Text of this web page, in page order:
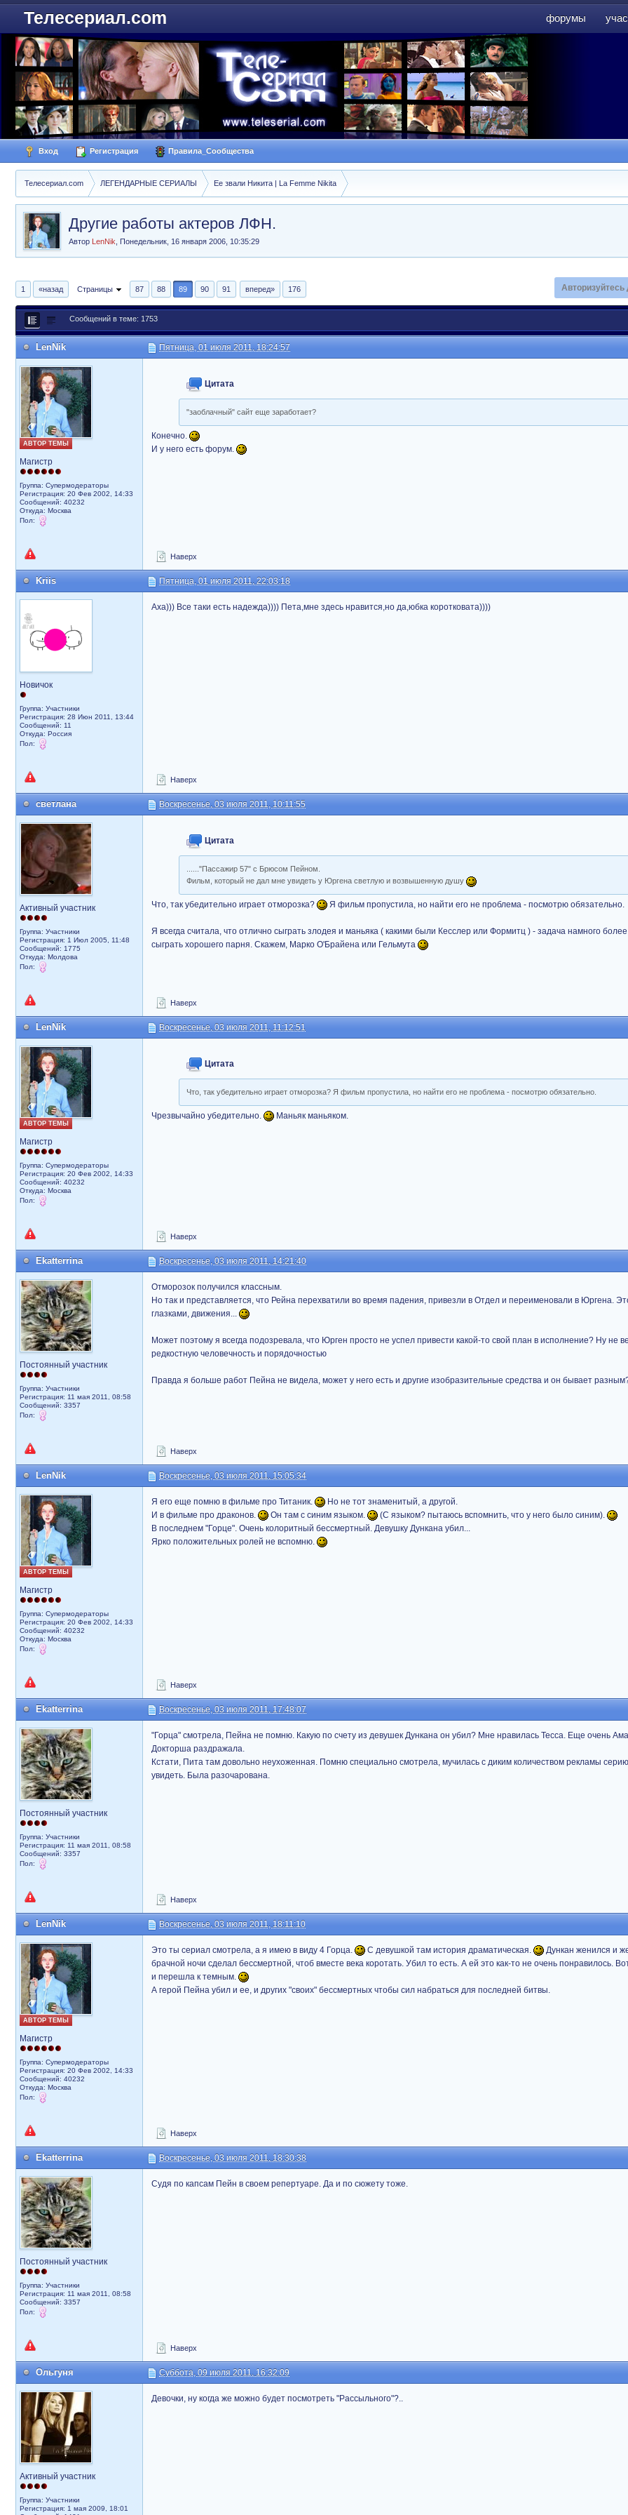
форумы
Телесериал.com
Вход Регистрация Правила_Сообщества
Телесериал.com ЛЕГЕНДАРНЫЕ СЕРИАЛЫ Ее звали Никита | La Femme Nikita
Другие работы актеров ЛФН.
Автор LenNik Понедельник, 16 января 2006, 10:35:29
1 «назад Страницы 87 88 89 90 91 вперед» 176 Авторизуйтесь
Сообщений в теме: 1753
LenNik Пятница, 01 июля 2011, 18:24:57
АВТОР ТЕМЫ
Магистр
Группа: Супермодераторы
Регистрация: 20 Фев 2002, 14:33
Сообщений: 40232
Откуда: Москва
Пол:
Цитата
"заоблачный" сайт еще заработает?
Конечно.
И у него есть форум.
Наверх
Kriis Пятница, 01 июля 2011, 22:03:18
Новичок
Группа: Участники
Регистрация: 28 Июн 2011, 13:44
Сообщений: 11
Откуда: Россия
Пол:
Аха))) Все таки есть надежда)))) Пета,мне здесь нравится,но да,юбка коротковата))))
Наверх
светлана Воскресенье, 03 июля 2011, 10:11:55
Активный участник
Группа: Участники
Регистрация: 1 Июл 2005, 11:48
Сообщений: 1775
Откуда: Молдова
Пол:
Цитата
......"Пассажир 57" с Брюсом Пейном.
Фильм, который не дал мне увидеть у Юргена светлую и возвышенную душу
Что, так убедительно играет отморозка? Я фильм пропустила, но найти его не проблема - посмотрю обязательно.
Я всегда считала, что отлично сыграть злодея и маньяка ( какими были Кесслер или Формитц ) - задача намного
сыграть хорошего парня. Скажем, Марко О'Брайена или Гельмута
Наверх
LenNik Воскресенье, 03 июля 2011, 11:12:51
АВТОР ТЕМЫ
Магистр
Группа: Супермодераторы
Регистрация: 20 Фев 2002, 14:33
Сообщений: 40232
Откуда: Москва
Пол:
Цитата
Что, так убедительно играет отморозка? Я фильм пропустила, но найти его не проблема - посмотрю обязательно.
Чрезвычайно убедительно. Маньяк маньяком.
Наверх
Ekatterrina Воскресенье, 03 июля 2011, 14:21:40
Постоянный участник
Группа: Участники
Регистрация: 11 мая 2011, 08:58
Сообщений: 3357
Пол:
Отморозок получился классным.
Но так и представляется, что Рейна перехватили во время падения, привезли в Отдел и переименовали в Юргена.
глазками, движения...
Может поэтому я всегда подозревала, что Юрген просто не успел привести какой-то свой план в исполнение? Ну не
редкостную человечность и порядочностью
Правда я больше работ Пейна не видела, может у него есть и другие изобразительные средства и он бывает
Наверх
LenNik Воскресенье, 03 июля 2011, 15:05:34
АВТОР ТЕМЫ
Магистр
Группа: Супермодераторы
Регистрация: 20 Фев 2002, 14:33
Сообщений: 40232
Откуда: Москва
Пол:
Я его еще помню в фильме про Титаник.
Но не тот знаменитый, а другой.
И в фильме про драконов.
Он там с синим языком.
(С языком? пытаюсь вспомнить, что у него было синим).
В последнем "Горце". Очень колоритный бессмертный. Девушку Дункана убил...
Ярко положительных ролей не вспомню.
Наверх
Ekatterrina Воскресенье, 03 июля 2011, 17:48:07
Постоянный участник
Группа: Участники
Регистрация: 11 мая 2011, 08:58
Сообщений: 3357
Пол:
"Горца" смотрела, Пейна не помню. Какую по счету из девушек Дункана он убил? Мне нравилась Тесса. Еще очень
Докторша раздражала.
Кстати, Пита там довольно неухоженная. Помню специально смотрела, мучилась с диким количеством рекламы
увидеть. Была разочарована.
Наверх
LenNik Воскресенье, 03 июля 2011, 18:11:10
АВТОР ТЕМЫ
Магистр
Группа: Супермодераторы
Регистрация: 20 Фев 2002, 14:33
Сообщений: 40232
Откуда: Москва
Пол:
Это ты сериал смотрела, а я имею в виду 4 Горца. С девушкой там история драматическая.
Дункан женился и
брачной ночи сделал бессмертной, чтоб вместе века коротать. Убил то есть. А ей это как-то не очень понравилось.
и перешла к темным.
А герой Пейна убил и ее, и других "своих" бессмертных чтобы сил набраться для последней битвы.
Наверх
Ekatterrina Воскресенье, 03 июля 2011, 18:30:38
Постоянный участник
Группа: Участники
Регистрация: 11 мая 2011, 08:58
Сообщений: 3357
Пол:
Судя по капсам Пейн в своем репертуаре. Да и по сюжету тоже.
Наверх
Ольгуня Суббота, 09 июля 2011, 16:32:09
Активный участник
Группа: Участники
Регистрация: 1 мая 2009, 18:01
Девочки, ну когда же можно будет посмотреть "Рассыльного"?..